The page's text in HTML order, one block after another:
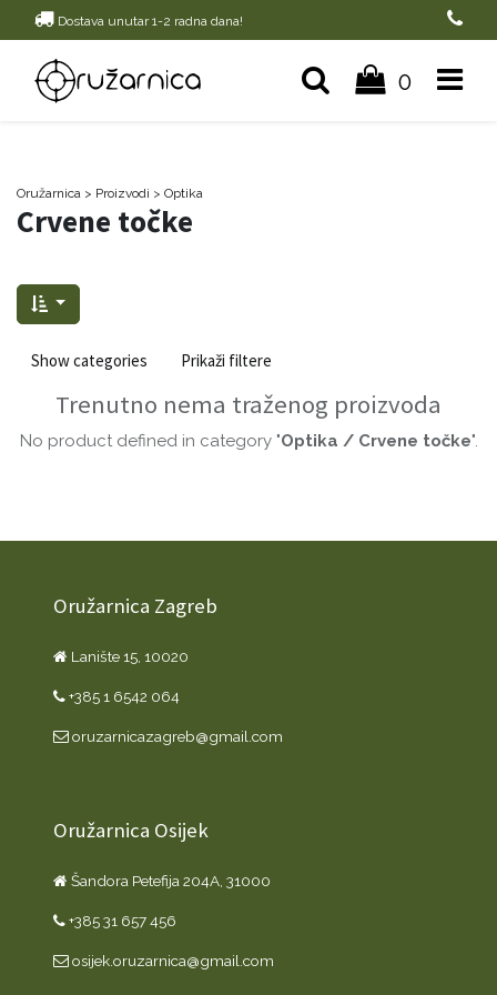
Dostava unutar 1-2 radna dana!
0
Oružarnica > Proizvodi > Optika
Crvene točke
Show categories Prikaži filtere
Trenutno nema traženog proizvoda
No product defined in category "Optika / Crvene točke".
Oružarnica Zagreb
Lanište 15, 10020
+385 1 6542 064
oruzarnicazagreb@gmail.com
Oružarnica Osijek
Šandora Petefija 204A, 31000
+385 31 657 456
osijek.oruzarnica@gmail.com